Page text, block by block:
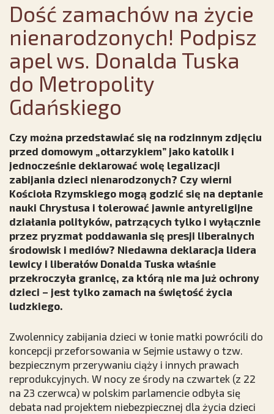
Dość zamachów na życie
nienarodzonych! Podpisz
apel ws. Donalda Tuska
do Metropolity
Gdańskiego
Czy można przedstawiać się na rodzinnym zdjęciu
przed domowym „ołtarzykiem” jako katolik i
jednocześnie deklarować wolę legalizacji
zabijania dzieci nienarodzonych? Czy wierni
Kościoła Rzymskiego mogą godzić się na deptanie
nauki Chrystusa i tolerować jawnie antyreligijne
działania polityków, patrzących tylko i wyłącznie
przez pryzmat poddawania się presji liberalnych
środowisk i mediów? Niedawna deklaracja lidera
lewicy i liberałów Donalda Tuska właśnie
przekroczyła granicę, za którą nie ma już ochrony
dzieci – jest tylko zamach na świętość życia
ludzkiego.
Zwolennicy zabijania dzieci w łonie matki powrócili do
koncepcji przeforsowania w Sejmie ustawy o tzw.
bezpiecznym przerywaniu ciąży i innych prawach
reprodukcyjnych. W nocy ze środy na czwartek (z 22
na 23 czerwca) w polskim parlamencie odbyła się
debata nad projektem niebezpiecznej dla życia dzieci